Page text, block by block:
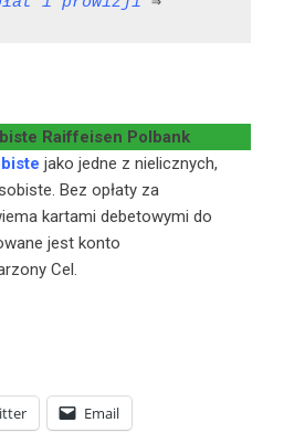
Raiffeisen Polbank
jako jedne z nielicznych,
Bez opłaty za
kartami debetowymi do
jest konto
Cel.
Email